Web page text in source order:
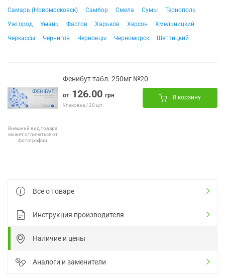
Самарь (Новомосковск)
Самбор Смела Сумы
Тернополь
Ужгород
Умань Фастов Харьков Херсон
Хмельницкий
Черкассы
Чернигов Черновцы Черноморск Шептицкий
Внешний вид товара
может отличаться от
фотографии
Фенибут табл. 250мг №20
от 126.00 грн
Упаковка / 20 шт.
В корзину
Все о товаре
Инструкция производителя
Наличие и цены
Аналоги и заменители